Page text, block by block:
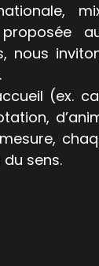
proposée
nous
sens.